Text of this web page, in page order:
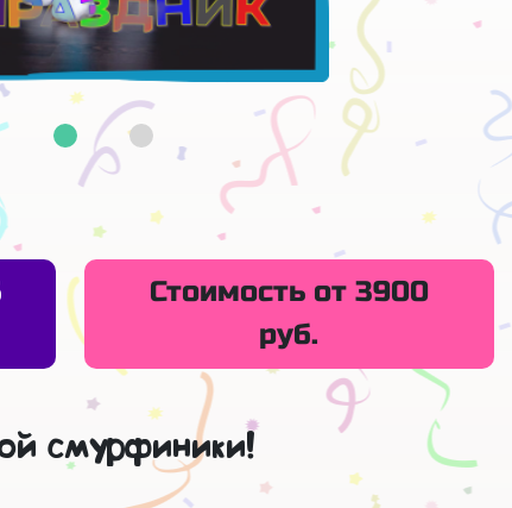
Стоимость от 3900
руб.
смурфиники!